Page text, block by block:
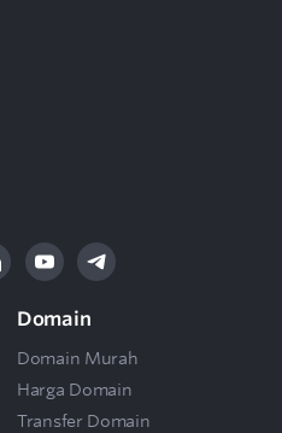
Domain
Domain Murah
Harga Domain
Transfer Domain